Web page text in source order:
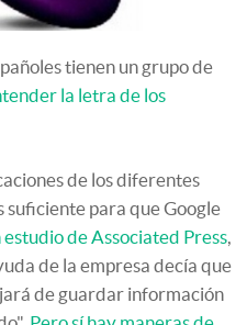
tienen un grupo de
la letra de los
de los diferentes
suficiente para que Google
estudio de Associated Press,
de la empresa decía que
de guardar información